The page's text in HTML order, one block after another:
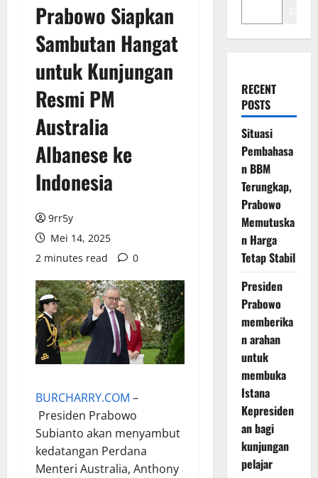
Prabowo Siapkan
Sambutan Hangat
untuk Kunjungan
Resmi PM
Australia
Albanese ke
Indonesia
9rr5y
Mei 14, 2025
2 minutes read
0
BURCHARRY.COM –
Presiden Prabowo
Subianto akan menyambut
kedatangan Perdana
Menteri Australia, Anthony
RECENT
POSTS
Situasi
Pembahasa
n BBM
Terungkap,
Prabowo
Memutuska
n Harga
Tetap Stabil
Presiden
Prabowo
memberika
n arahan
untuk
membuka
Istana
Kepresiden
an bagi
kunjungan
pelajar